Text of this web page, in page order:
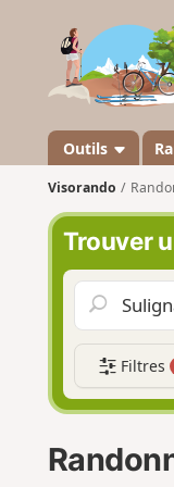
Outils
Visorando
Trouver
Filtres